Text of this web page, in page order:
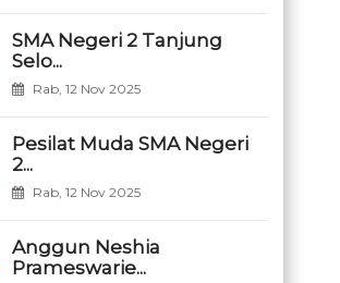
SMA Negeri 2 Tanjung
Selo...
Rab, 12 Nov 2025
Pesilat Muda SMA Negeri
2...
Rab, 12 Nov 2025
Anggun Neshia
Prameswarie...